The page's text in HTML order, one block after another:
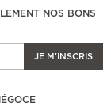
NOS BONS
JE M'INSCRIS